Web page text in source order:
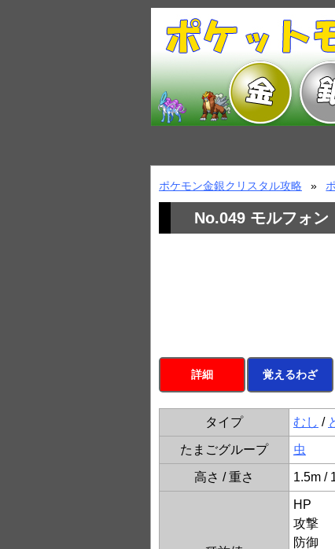
ポケモン金銀クリスタル攻略
No.049 モルフォン
詳細 覚えるわざ
タイプ むし /
たまごグループ 虫
高さ / 重さ 1.5m /
HP
攻撃
防御